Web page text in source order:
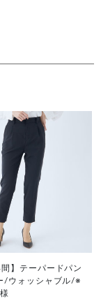
間】テーパードパン
/ウォッシャブル/※